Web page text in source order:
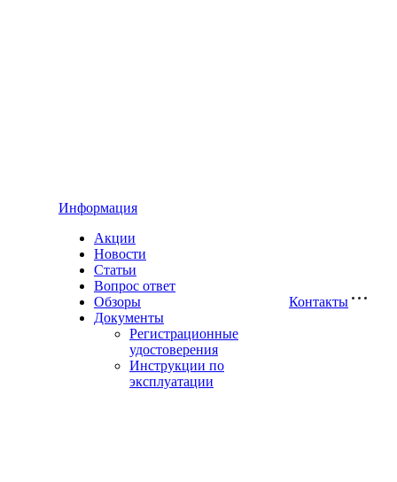
Информация
Акции
Новости
Статьи
Вопрос ответ
Обзоры
Документы
Регистрационные
удостоверения
Инструкции по
эксплуатации
Контакты